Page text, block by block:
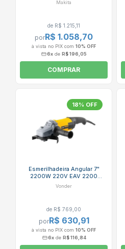
Makita
de R$ 1.215,11
porR$ 1.058,70
à vista no PIX com 10% OFF
6x de R$ 196,05
COMPRAR
18% OFF
Esmerilhadeira Angular 7"
2200W 220V EAV 2200
VONDER
Vonder
de R$ 769,00
porR$ 630,91
à vista no PIX com 10% OFF
6xde R$ 116,84